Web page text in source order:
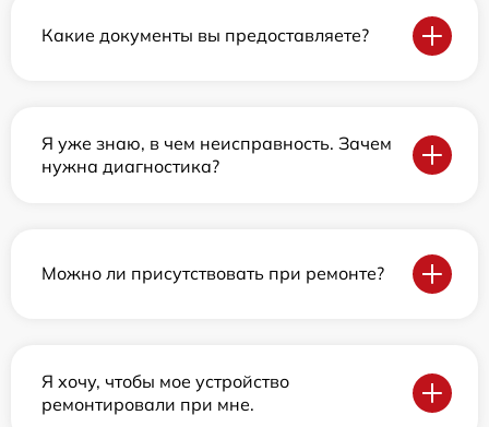
Какие документы вы предоставляете?
Я уже знаю, в чем неисправность. Зачем
нужна диагностика?
Можно ли присутствовать при ремонте?
Я хочу, чтобы мое устройство
ремонтировали при мне.